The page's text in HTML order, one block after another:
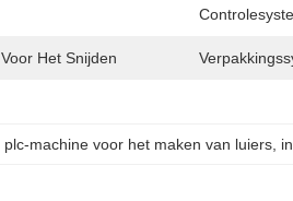
Het Snijden
plc-machine voor het maken van luiers